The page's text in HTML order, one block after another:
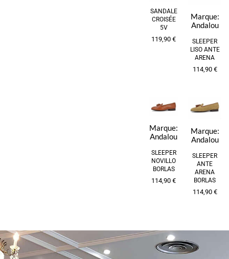
SANDALE
CROISÉE
5V
119,90 €
Marque:
Andalou
SLEEPER
LISO ANTE
ARENA
114,90 €
Marque:
Andalou
SLEEPER
NOVILLO
BORLAS
114,90 €
Marque:
Andalou
SLEEPER
ANTE
ARENA
BORLAS
114,90 €